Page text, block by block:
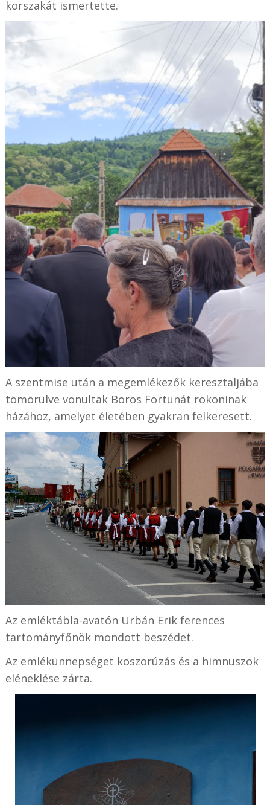
korszakát ismertette.
A szentmise után a megemlékezők keresztaljába
tömörülve vonultak Boros Fortunát rokoninak
házához, amelyet életében gyakran felkeresett.
Az emléktábla-avatón Urbán Erik ferences
tartományfőnök mondott beszédet.
Az emlékünnepséget koszorúzás és a himnuszok
eléneklése zárta.